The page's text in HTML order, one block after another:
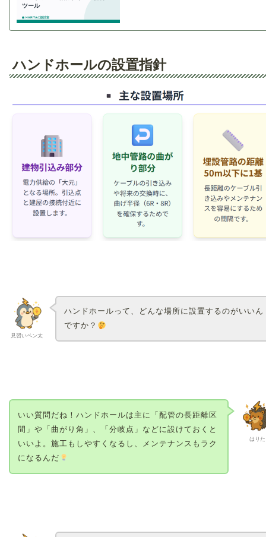
ハンドホールの設置指針
見習いペン太
ハンドホールって、どんな場所に設置するのがいいん
ですか？
はりた
いい質問だね！ハンドホールは主に「配管の長距離区
間」や「曲がり角」、「分岐点」などに設けておくと
いいよ。施工もしやすくなるし、メンテナンスもラク
になるんだ